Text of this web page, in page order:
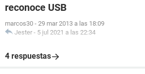
reconoce USB
marcos30 - 29 mar 2013 a las 18:09
Jester - 5 jul 2021 a las 22:34
4 respuestas